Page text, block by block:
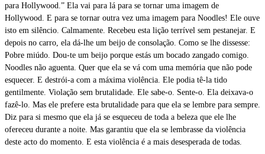
para Hollywood.” Ela vai para lá para se tornar uma imagem de
Hollywood. E para se tornar outra vez uma imagem para Noodles! Ele ouve
isto em silêncio. Calmamente. Recebeu esta lição terrível sem pestanejar. E
depois no carro, ela dá-lhe um beijo de consolação. Como se lhe dissesse:
Pobre miúdo. Dou-te um beijo porque estás um bocado zangado comigo.
Noodles não aguenta. Quer que ela se vá com uma memória que não pode
esquecer. E destrói-a com a máxima violência. Ele podia tê-la tido
gentilmente. Violação sem brutalidade. Ele sabe-o. Sente-o. Ela deixava-o
fazê-lo. Mas ele prefere esta brutalidade para que ela se lembre para sempre.
Diz para si mesmo que ela já se esqueceu de toda a beleza que ele lhe
ofereceu durante a noite. Mas garantiu que ela se lembrasse da violência
deste acto do momento. E esta violência é a mais desesperada de todas.